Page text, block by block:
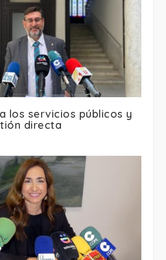
los servicios públicos y
directa